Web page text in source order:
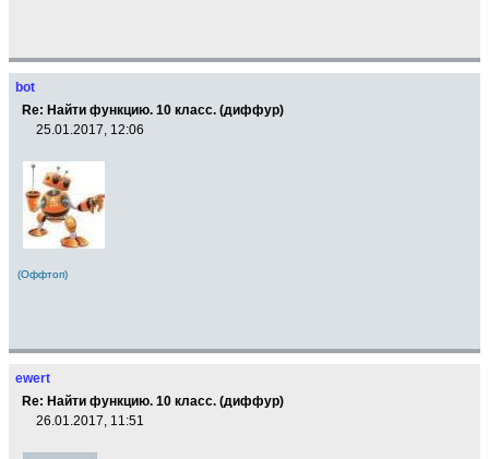
bot
Re: Найти функцию. 10 класс. (диффур)
25.01.2017, 12:06
(Оффтоп)
ewert
Re: Найти функцию. 10 класс. (диффур)
26.01.2017, 11:51